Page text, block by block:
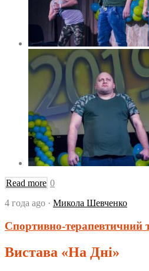
Read more 0
4 года ago · Микола Шевченко
Спортивно-терапевтичний
Вистава «На Дні»